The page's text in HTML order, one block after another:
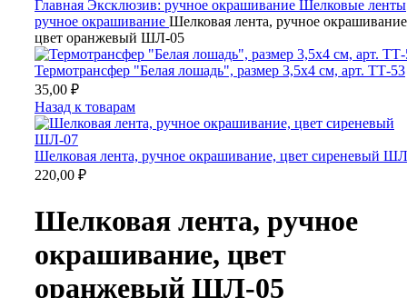
Главная Эксклюзив: ручное окрашивание Шелковые ленты
ручное окрашивание Шелковая лента, ручное
цвет оранжевый ШЛ-05
Термотрансфер "Белая лошадь", размер 3,5х4 см, арт. ТТ-53
35,00 ₽
Назад к товарам
Шелковая лента, ручное окрашивание, цвет сиреневый
220,00 ₽
Шелковая лента, ручное
окрашивание, цвет
оранжевый ШЛ-05